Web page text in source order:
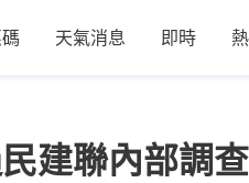
天氣消息 即時
建聯內部調